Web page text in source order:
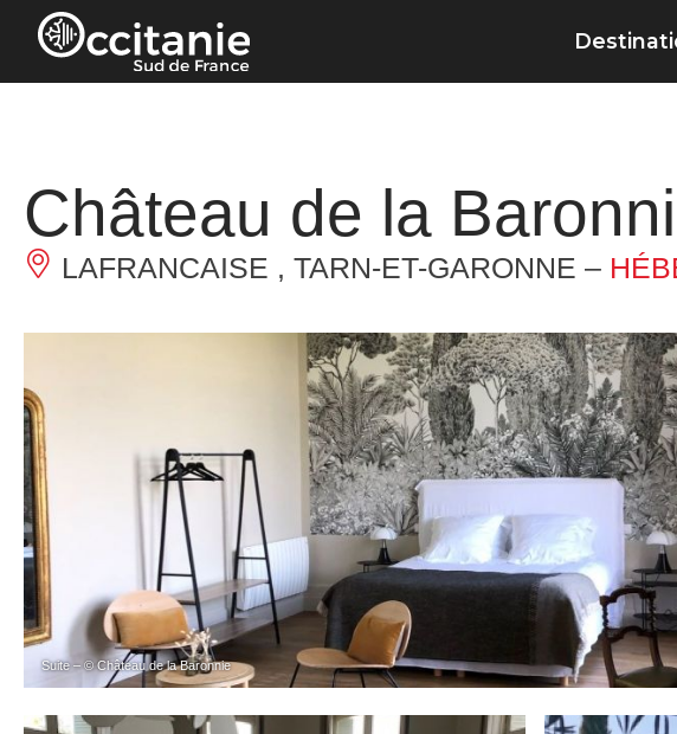
Panneau de gestion des cookies
Château de la
LAFRANCAISE , TARN-ET-GARONNE –
Suite – © Château de la Baronnie